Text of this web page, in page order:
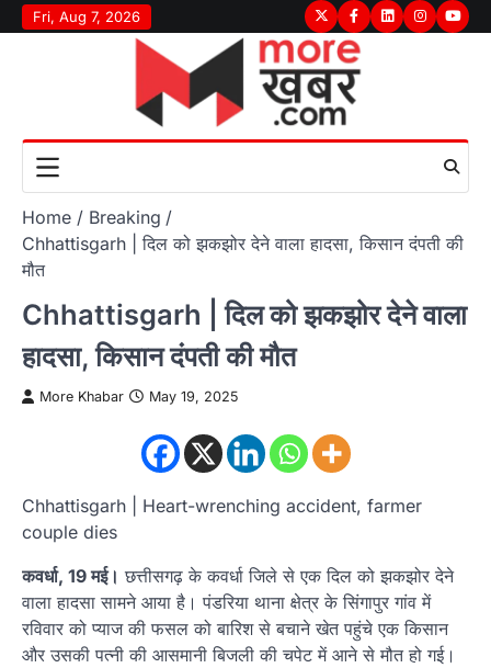
Skip
to
Fri, Aug 7, 2026 TwitterFacebook
LinkedInInstagram
Home
Breaking
Chhattisgarh | दिल को झकझोर देने वाला हादसा, किसान दंपती की
मौत
Chhattisgarh | दिल को झकझोर देने वाला
हादसा, किसान दंपती की मौत
More Khabar May 19, 2025
Chhattisgarh | Heart-wrenching accident, farmer
couple dies
कवर्धा, 19 मई। छत्तीसगढ़ के कवर्धा जिले से एक दिल को झकझोर देने
वाला हादसा सामने आया है। पंडरिया थाना क्षेत्र के सिंगापुर गांव में
रविवार को प्याज की फसल को बारिश से बचाने खेत पहुंचे एक किसान
और उसकी पत्नी की आसमानी बिजली की चपेट में आने से मौत हो गई।